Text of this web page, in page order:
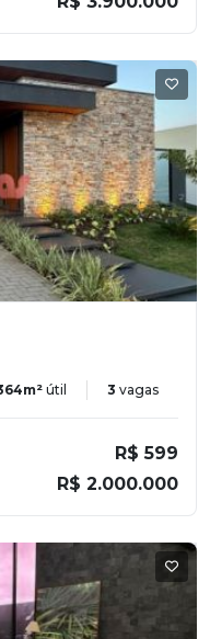
útil 3 vagas
R$ 599
R$ 2.000.000